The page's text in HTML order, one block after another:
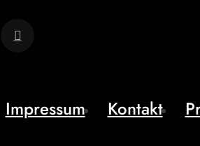
Impressum Kontakt